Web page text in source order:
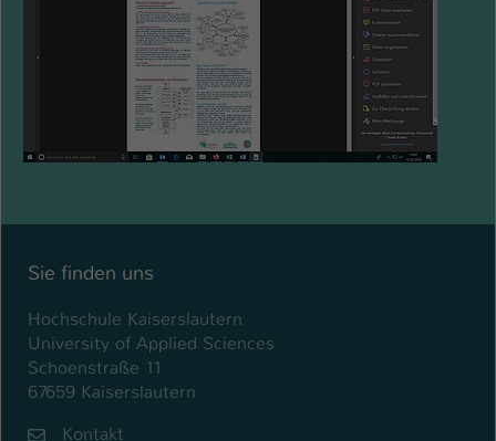
Sie finden uns
Hochschule Kaiserslautern
University of Applied Sciences
Schoenstraße 11
67659 Kaiserslautern
Kontakt